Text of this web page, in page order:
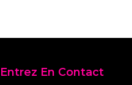
Entrez En Contact